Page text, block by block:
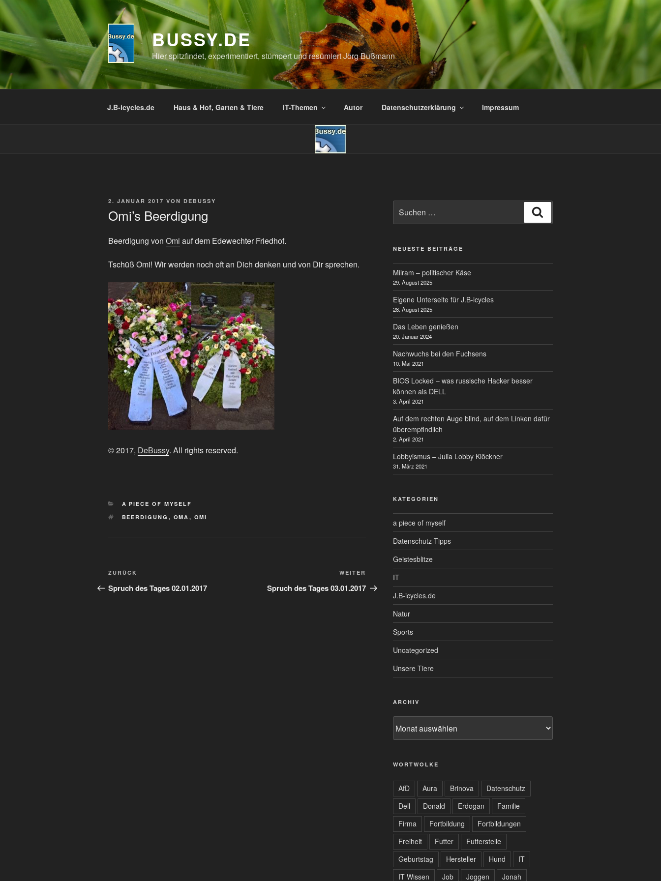
Zum
Inhalt
springen
BUSSY.DE
Hier spitzfindet, experimentiert, stümpert und resümiert Jörg Bußmann
J.B-icycles.de Haus & Hof, Garten & Tiere IT-Themen Autor Datenschutzerklärung Impressum
VERÖFFENTLICHT
2. JANUAR 2017 VON DEBUSSY
Omi’s Beerdigung
Beerdigung von Omi auf dem Edewechter Friedhof.
Tschüß Omi! Wir werden noch oft an Dich denken und von Dir sprechen.
© 2017, DeBussy. All rights reserved.
KATEGORIEN
A PIECE OF MYSELF
SCHLAGWÖRTER
BEERDIGUNG , OMA , OMI
Beitragsnavigation
Vorheriger
Beitrag
ZURÜCK
Spruch des Tages 02.01.2017
Nächster
Beitrag
WEITER
Spruch des Tages 03.01.2017
nach:
NEUESTE BEITRÄGE
Milram – politischer Käse
29. August 2025
Eigene Unterseite für J.B-icycles
28. August 2025
Das Leben genießen
20. Januar 2024
Nachwuchs bei den Fuchsens
10. Mai 2021
BIOS Locked – was russische Hacker besser
können als DELL
3. April 2021
Auf dem rechten Auge blind, auf dem Linken dafür
überempfindlich
2. April 2021
Lobbyismus – Julia Lobby Klöckner
31. März 2021
KATEGORIEN
a piece of myself
Datenschutz-Tipps
Geistesblitze
IT
J.B-icycles.de
Natur
Sports
Uncategorized
Unsere Tiere
ARCHIV
WORTWOLKE
AfD Aura Brinova
Datenschutz
Dell
Donald Erdogan
Familie
Firma
Fortbildung
Fortbildungen
Freiheit
Futter
Futterstelle
Geburtstag
Hersteller Hund
IT
IT Wissen
Job Joggen Jonah